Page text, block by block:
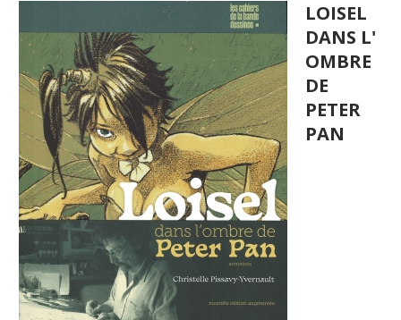
LOISEL
DANS L'
OMBRE
DE
PETER
PAN